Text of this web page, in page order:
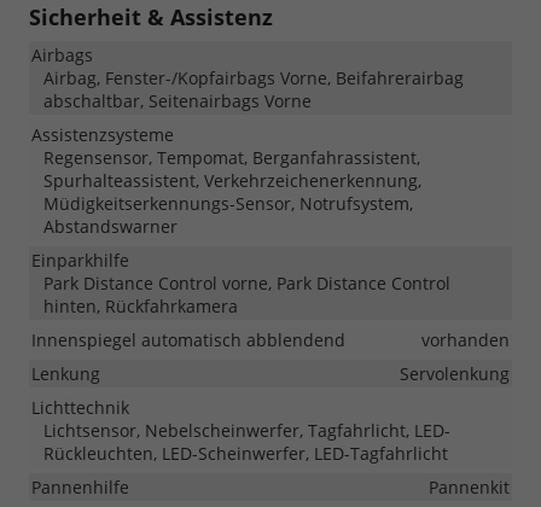
Sicherheit & Assistenz
Airbags
Airbag, Fenster-/Kopfairbags Vorne, Beifahrerairbag
abschaltbar, Seitenairbags Vorne
Assistenzsysteme
Regensensor, Tempomat, Berganfahrassistent,
Spurhalteassistent, Verkehrzeichenerkennung,
Müdigkeitserkennungs-Sensor, Notrufsystem,
Abstandswarner
Einparkhilfe
Park Distance Control vorne, Park Distance Control
hinten, Rückfahrkamera
Innenspiegel automatisch abblendend
vorhanden
Lenkung
Servolenkung
Lichttechnik
Lichtsensor, Nebelscheinwerfer, Tagfahrlicht, LED-
Rückleuchten, LED-Scheinwerfer, LED-Tagfahrlicht
Pannenhilfe
Pannenkit